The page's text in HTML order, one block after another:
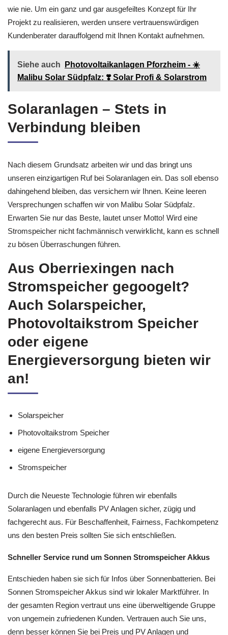
wie nie. Um ein ganz und gar ausgefeiltes Konzept für Ihr
Projekt zu realisieren, werden unsere vertrauenswürdigen
Kundenberater darauffolgend mit Ihnen Kontakt aufnehmen.
Siehe auch
Photovoltaikanlagen Pforzheim - ☀️
Malibu Solar Südpfalz: ❣️ Solar Profi & Solarstrom
Solaranlagen – Stets in
Verbindung bleiben
Nach diesem Grundsatz arbeiten wir und das bringt uns
unseren einzigartigen Ruf bei Solaranlagen ein. Das soll ebenso
dahingehend bleiben, das versichern wir Ihnen. Keine leeren
Versprechungen schaffen wir von Malibu Solar Südpfalz.
Erwarten Sie nur das Beste, lautet unser Motto! Wird eine
Stromspeicher nicht fachmännisch verwirklicht, kann es schnell
zu bösen Überraschungen führen.
Aus Oberriexingen nach
Stromspeicher gegoogelt?
Auch Solarspeicher,
Photovoltaikstrom Speicher
oder eigene
Energieversorgung bieten wir
an!
Solarspeicher
Photovoltaikstrom Speicher
eigene Energieversorgung
Stromspeicher
Durch die Neueste Technologie führen wir ebenfalls
Solaranlagen und ebenfalls PV Anlagen sicher, zügig und
fachgerecht aus. Für Beschaffenheit, Fairness, Fachkompetenz
uns den besten Preis sollten Sie sich entschließen.
Schneller Service rund um Sonnen Stromspeicher Akkus
Entschieden haben sie sich für Infos über Sonnenbatterien. Bei
Sonnen Stromspeicher Akkus sind wir lokaler Marktführer. In
der gesamten Region vertraut uns eine überweltigende Gruppe
von ungemein zufriedenen Kunden. Vertrauen auch Sie uns,
denn besser können Sie bei Preis und PV Anlagen und